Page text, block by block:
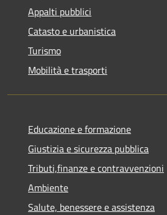
Appalti pubblici
Catasto e urbanistica
Turismo
Mobilità e trasporti
Educazione e formazione
Giustizia e sicurezza pubblica
Tributi,finanze e contravvenzioni
Ambiente
Salute, benessere e assistenza